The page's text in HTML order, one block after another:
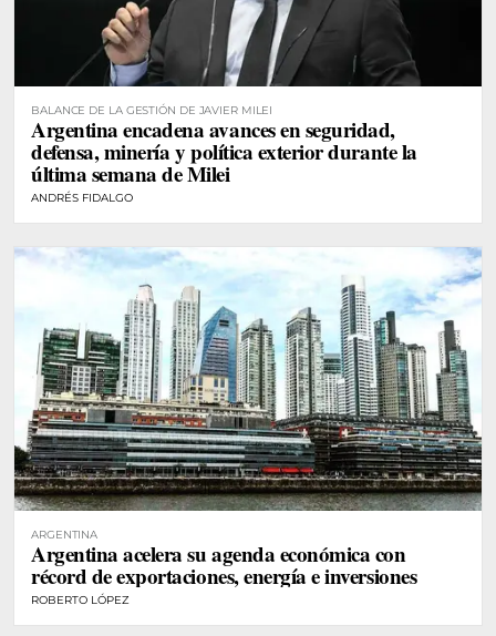
BALANCE DE LA GESTIÓN DE JAVIER MILEI
Argentina encadena avances en seguridad,
defensa, minería y política exterior durante la
última semana de Milei
ANDRÉS FIDALGO
ARGENTINA
Argentina acelera su agenda económica con
récord de exportaciones, energía e inversiones
ROBERTO LÓPEZ